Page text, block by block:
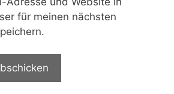
für meinen nächsten